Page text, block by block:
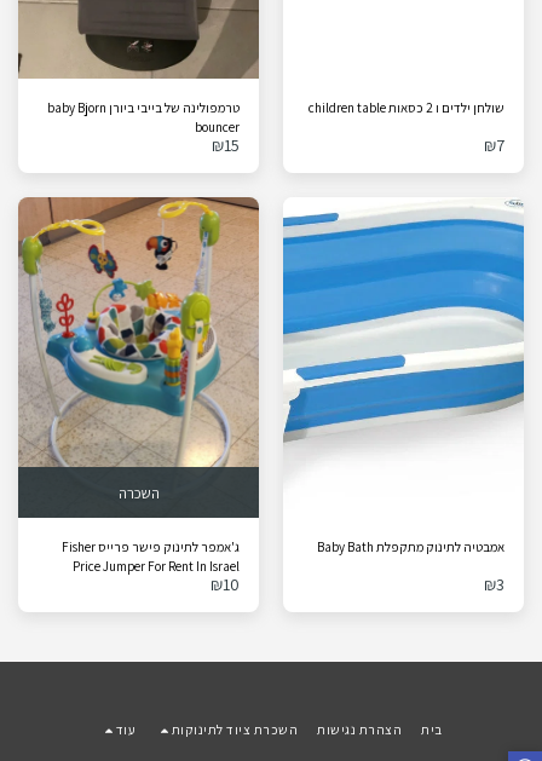
שולחן ילדים ו 2 כסאות children table
₪7
טרמפולינה של בייבי ביורן baby Bjorn
bouncer
₪15
אמבטיה לתינוק מתקפלת Baby Bath
₪3
השכרה
ג'אמפר לתינוק פישר פרייס Fisher
Price Jumper For Rent In Israel
₪10
בית הצהרת נגישות השכרת ציוד לתינוקות עוד